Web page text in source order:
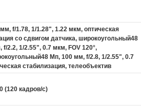
f/1.78, 1/1.28", 1.22 мкм, оптическая
со сдвигом датчика, широкоугольный48
f/2.2, 1/2.55", 0.7 мкм, FOV 120°,
Мп, 100 мм, f/2.8, 1/2.55", 0.7
стабилизация, телеобъектив
(120 кадров/с)